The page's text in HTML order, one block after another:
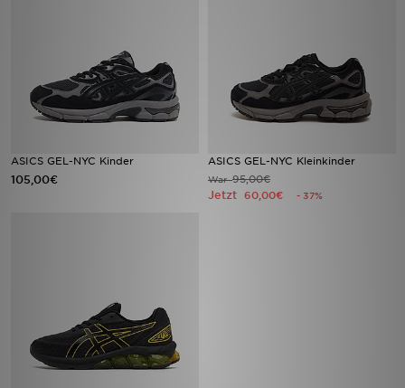
ASICS GEL-NYC Kinder
105,00€
ASICS GEL-NYC Kleinkinder
War95,00€
Jetzt 60,00€ - 37%
Bestellverfolgung
Hilfe & Kontakt